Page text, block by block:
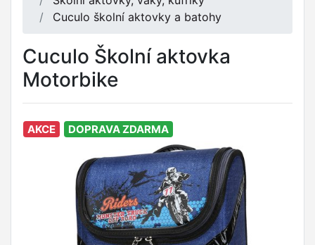
Cuculo školní aktovky a batohy
Cuculo Školní aktovka
Motorbike
AKCE DOPRAVA ZDARMA